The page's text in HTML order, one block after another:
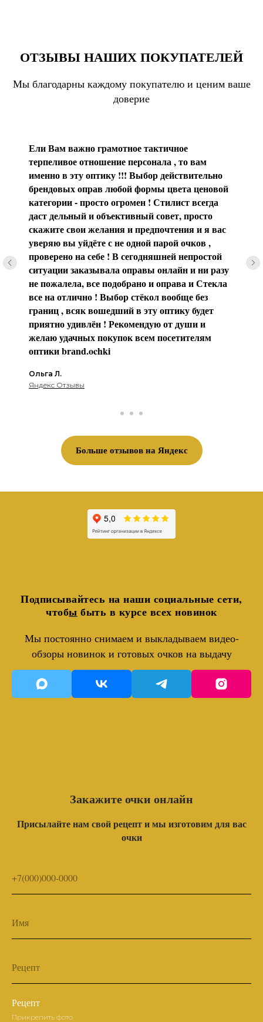
ОТЗЫВЫ НАШИХ ПОКУПАТЕЛЕЙ
Мы благодарны каждому покупателю и ценим ваше
доверие
Ели Вам важно грамотное тактичное
терпеливое отношение персонала , то вам
именно в эту оптику !!! Выбор действительно
брендовых оправ любой формы цвета ценовой
категории - просто огромен ! Стилист всегда
даст дельный и объективный совет, просто
скажите свои желания и предпочтения и я вас
уверяю вы уйдёте с не одной парой очков ,
проверено на себе ! В сегодняшней непростой
ситуации заказывала оправы онлайн и ни разу
не пожалела, все подобрано и оправа и Стекла
все на отлично ! Выбор стёкол вообще без
границ , всяк вошедший в эту оптику будет
приятно удивлён ! Рекомендую от души и
желаю удачных покупок всем посетителям
оптики brаnd.ochki
Ольга Л.
Яндекс Отзывы
Больше отзывов на Яндекс
Подписывайтесь на наши социальные сети,
чтобы быть в курсе всех новинок
Мы постоянно снимаем и выкладываем видео-
обзоры новинок и готовых очков на выдачу
Закажите очки онлайн
Присылайте нам свой рецепт и мы изготовим для вас
очки
+7(000)000-0000
Имя
Рецепт
Рецепт
Прикрепить фото